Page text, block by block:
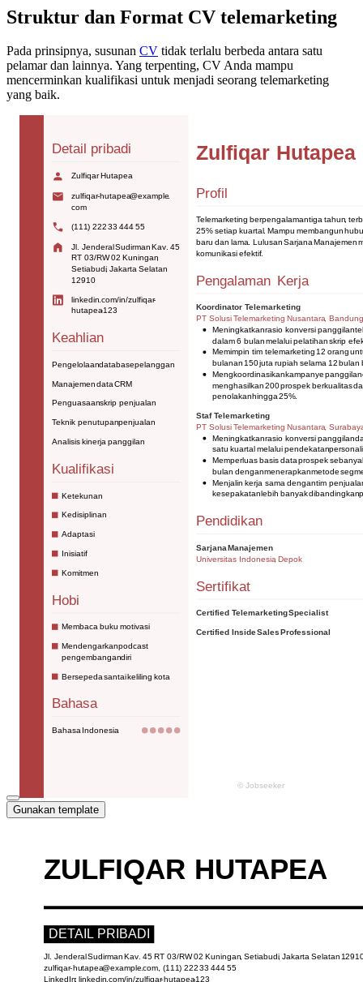
Struktur dan Format CV telemarketing
Pada prinsipnya, susunan CV tidak terlalu berbeda antara satu
pelamar dan lainnya. Yang terpenting, CV Anda mampu
mencerminkan kualifikasi untuk menjadi seorang telemarketing
yang baik.
Gunakan template